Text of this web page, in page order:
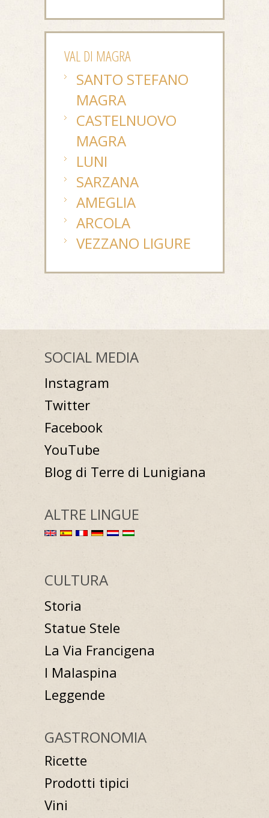
VAL DI MAGRA
SANTO STEFANO
MAGRA
CASTELNUOVO
MAGRA
LUNI
SARZANA
AMEGLIA
ARCOLA
VEZZANO LIGURE
SOCIAL MEDIA
Instagram
Twitter
Facebook
YouTube
Blog di Terre di Lunigiana
ALTRE LINGUE
CULTURA
Storia
Statue Stele
La Via Francigena
I Malaspina
Leggende
GASTRONOMIA
Ricette
Prodotti tipici
Vini